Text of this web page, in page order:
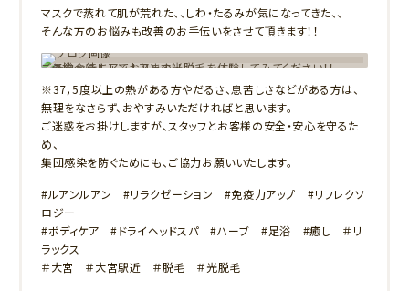
マスクで蒸れて肌が荒れた、、しわ・たるみが気になってきた、、
そんな方のお悩みも改善のお手伝いをさせて頂きます！！
この機会にルアンルアンの光脱毛を体験してみてください！！
ご予約お待ちしております！！
※37，5度以上の熱がある方やだるさ、息苦しさなどがある方は、
無理をなさらず、おやすみいただければと思います。
ご迷惑をお掛けしますが、スタッフとお客様の安全・安心を守るた
め、
集団感染を防ぐためにも、ご協力お願いいたします。
#ルアンルアン #リラクゼーション #免疫力アップ #リフレクソ
ロジー
#ボディケア #ドライヘッドスパ #ハーブ #足浴 #癒し ＃リ
ラックス
＃大宮 ＃大宮駅近 ＃脱毛 ＃光脱毛